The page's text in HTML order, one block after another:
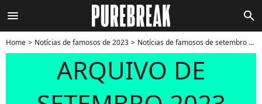
menu search
Home Notícias de famosos de 2023 Notícias de famosos de setembro 2023
ARQUIVO DE